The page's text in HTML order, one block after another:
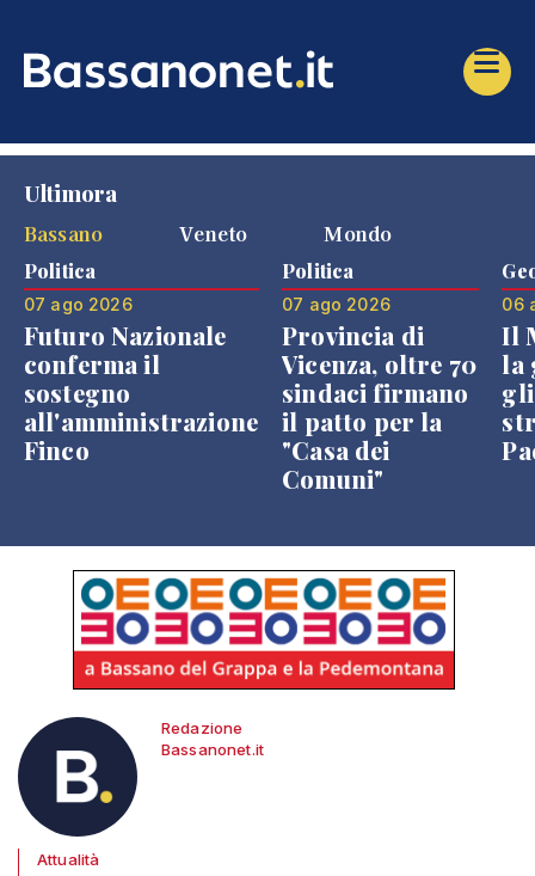
Ultimora
Bassano
Veneto Mondo
Politica
07 ago 2026
Futuro Nazionale
conferma il
sostegno
all'amministrazione
Finco
Politica
07 ago 2026
Provincia di
Vicenza, oltre 70
sindaci firmano
il patto per la
"Casa dei
Comuni"
06
Il
la
Redazione
Bassanonet.it
Attualità